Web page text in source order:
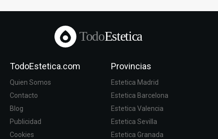
TodoEstetica
TodoEstetica.com
Quien Somos
Contacto
Blog
Publicidad
Cookies
Provincias
Estetica Madrid
Estetica Barcelona
Estetica Valencia
Estetica Sevilla
Estetica Granada